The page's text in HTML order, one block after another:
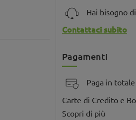
Hai bisogno
Contattaci subito
Pagamenti
Paga in
Carte di Credito e
Scopri di più